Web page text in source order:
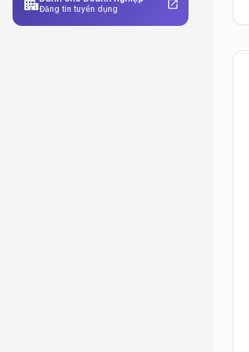
Đăng tin tuyển dụng open_in_new